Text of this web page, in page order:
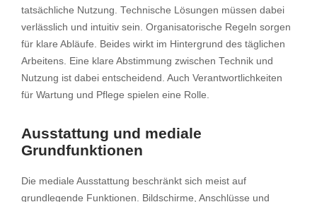
tatsächliche Nutzung. Technische Lösungen müssen dabei
verlässlich und intuitiv sein. Organisatorische Regeln sorgen
für klare Abläufe. Beides wirkt im Hintergrund des täglichen
Arbeitens. Eine klare Abstimmung zwischen Technik und
Nutzung ist dabei entscheidend. Auch Verantwortlichkeiten
für Wartung und Pflege spielen eine Rolle.
Ausstattung und mediale
Grundfunktionen
Die mediale Ausstattung beschränkt sich meist auf
grundlegende Funktionen. Bildschirme, Anschlüsse und